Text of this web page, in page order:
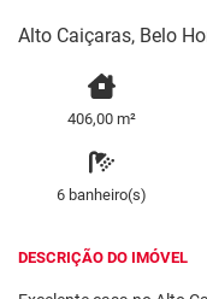
Alto Caiçaras, Belo
406,00 m²
6 banheiro(s)
DESCRIÇÃO DO IMÓVEL